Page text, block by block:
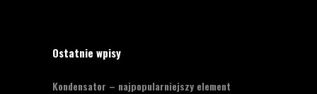
Ostatnie wpisy
Kondensator – najpopularniejszy element